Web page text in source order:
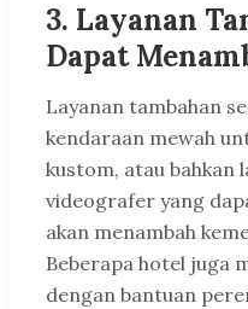
3. Layanan
Dapat
Layanan tambahan
kendaraan mewah
kustom, atau
videografer yang
akan menambah
Beberapa hotel juga
dengan bantuan